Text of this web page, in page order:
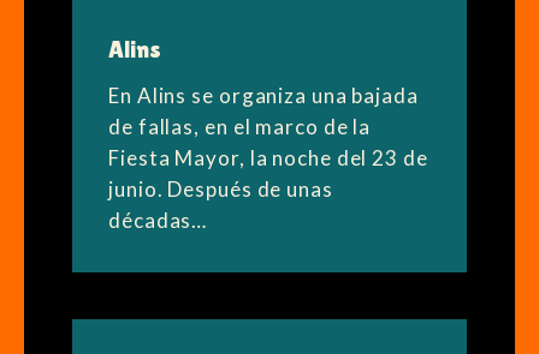
Alins
En Alins se organiza una bajada
de fallas, en el marco de la
Fiesta Mayor, la noche del 23 de
junio. Después de unas
décadas…